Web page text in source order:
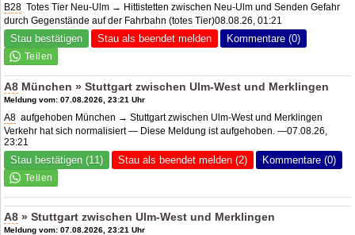
B28 Totes Tier Neu-Ulm → Hittistetten zwischen Neu-Ulm und Senden Gefahr
durch Gegenstände auf der Fahrbahn (totes Tier)08.08.26, 01:21
Stau bestätigen Stau als beendet melden Kommentare (0)
A8 München » Stuttgart zwischen Ulm-West und Merklingen
Meldung vom: 07.08.2026, 23:21 Uhr
A8 aufgehoben München → Stuttgart zwischen Ulm-West und Merklingen
Verkehr hat sich normalisiert — Diese Meldung ist aufgehoben. —07.08.26,
23:21
Stau bestätigen (11) Stau als beendet melden (2) Kommentare (0)
A8 » Stuttgart zwischen Ulm-West und Merklingen
Meldung vom: 07.08.2026, 23:21 Uhr